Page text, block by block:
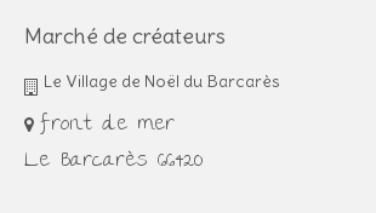
Marché de créateurs
Le Village de Noël du Barcarès
front de mer
Le Barcarès 66420